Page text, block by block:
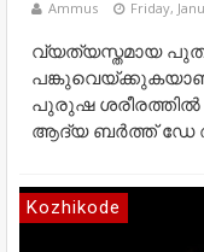
Ammus Friday,
വ്യത്യസ്തമായ
പുരുഷ ശരീരത്തില്‍
ആദ്യ ബര്‍ത്ത് ഡേ
Kozhikode